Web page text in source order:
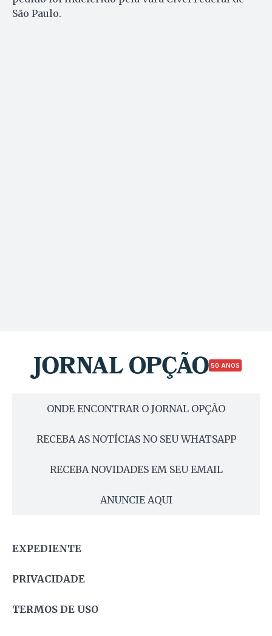
São Paulo.
50 ANOS
ONDE ENCONTRAR O JORNAL OPÇÃO
RECEBA AS NOTÍCIAS NO SEU WHATSAPP
RECEBA NOVIDADES EM SEU EMAIL
ANUNCIE AQUI
EXPEDIENTE
PRIVACIDADE
TERMOS DE USO